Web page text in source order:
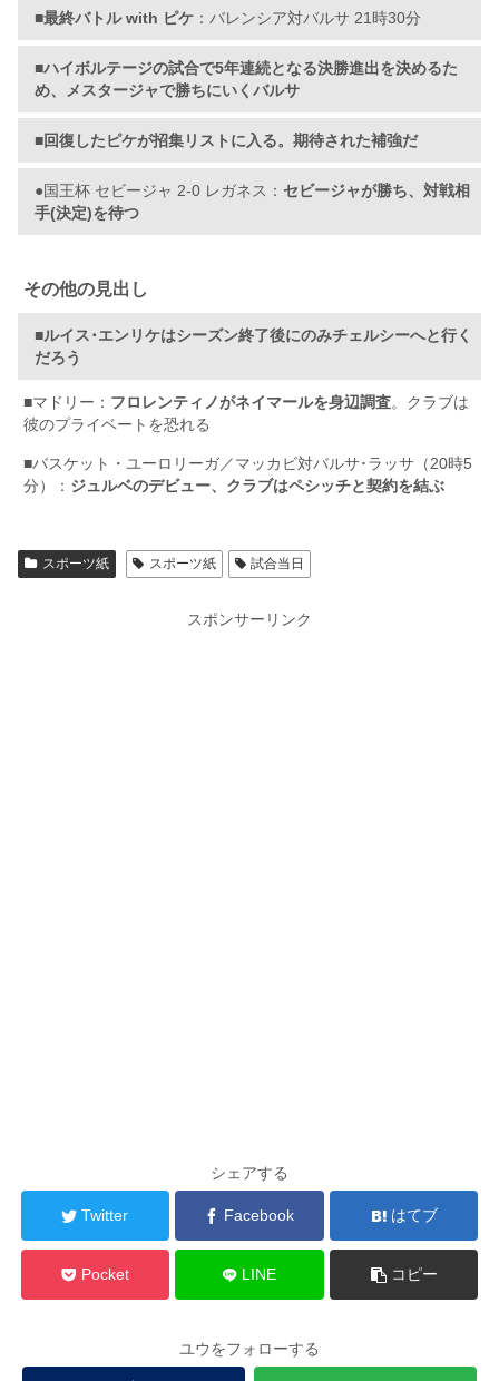
■最終バトル with ピケ ：バレンシア対バルサ 21時30分
■ハイボルテージの試合で5年連続となる決勝進出を決めるた
め、メスタージャで勝ちにいくバルサ
■回復したピケが招集リストに入る。期待された補強だ
●国王杯 セビージャ 2-0 レガネス： セビージャが勝ち、対戦相
手(決定)を待つ
その他の見出し
■ルイス･エンリケはシーズン終了後にのみチェルシーへと行く
だろう
■マドリー： フロレンティノがネイマールを身辺調査。クラブは
彼のプライベートを恐れる
■バスケット・ユーロリーガ／マッカビ対バルサ･ラッサ（20時5
分）： ジュルベのデビュー、クラブはペシッチと契約を結ぶ
スポーツ紙 スポーツ紙 試合当日
スポンサーリンク
シェアする
Twitter Facebook はてブ
Pocket LINE コピー
ユウをフォローする